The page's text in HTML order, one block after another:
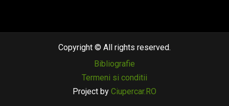
Copyright © All rights reserved.
Bibliografie
Termeni si conditii
Project by Ciupercar.RO